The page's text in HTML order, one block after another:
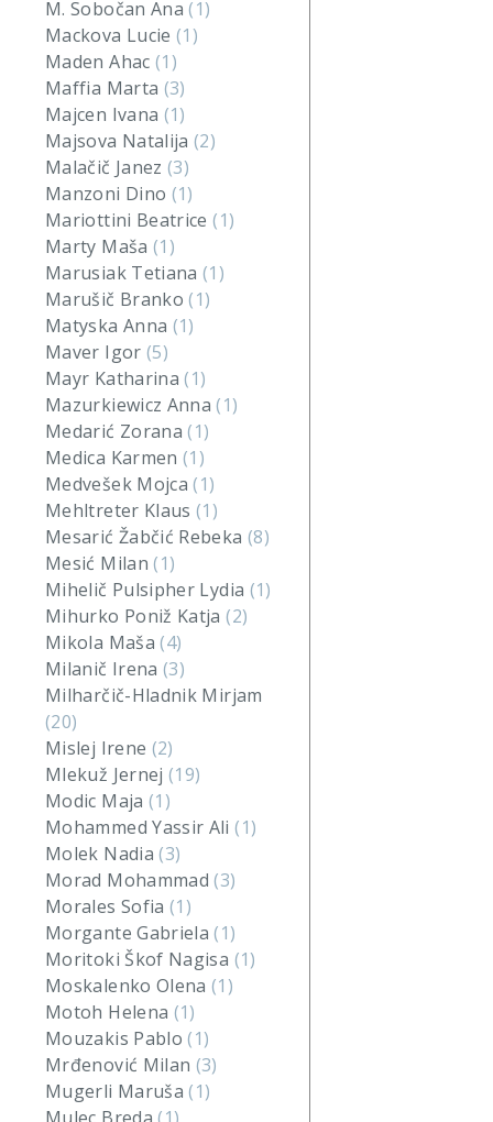
M. Sobočan Ana(1)
Mackova Lucie(1)
Maden Ahac (1)
Maffia Marta (3)
Majcen Ivana (1)
Majsova Natalija(2)
Malačič Janez(3)
Manzoni Dino (1)
Mariottini Beatrice(1)
Marty Maša (1)
Marusiak Tetiana(1)
Marušič Branko(1)
Matyska Anna (1)
Maver Igor (5)
Mayr Katharina(1)
Mazurkiewicz Anna(1)
Medarić Zorana(1)
Medica Karmen(1)
Medvešek Mojca(1)
Mehltreter Klaus(1)
Mesarić Žabčić Rebeka (8)
Mesić Milan(1)
Mihelič Pulsipher Lydia (1)
Mihurko Poniž Katja(2)
Mikola Maša(4)
Milanič Irena(3)
Milharčič-Hladnik Mirjam
(20)
Mislej Irene (2)
Mlekuž Jernej(19)
Modic Maja (1)
Mohammed Yassir Ali(1)
Molek Nadia(3)
Morad Mohammad(3)
Morales Sofia(1)
Morgante Gabriela(1)
Moritoki Škof Nagisa (1)
Moskalenko Olena(1)
Motoh Helena (1)
Mouzakis Pablo(1)
Mrđenović Milan (3)
Mugerli Maruša(1)